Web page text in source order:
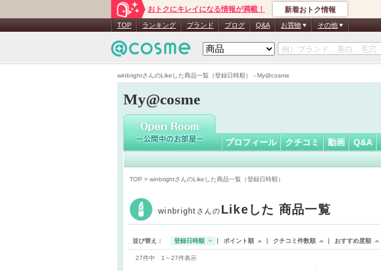
winbrightさんのLikeした商品一覧（登録日時順） - My@cosme
おトクにキレイになる情報が満載！ 新着おトク情報
TOP ランキング ブランド ブログ Q&A お買物 その他
My@cosme
winbrightさん
認
証
プロフィール クチコミ 動画 Q&A
TOP > winbrightさんのLikeした商品一覧（登録日時順）
winbright さんの Likeした 商品一覧
並び替え： 登録日時順 ポイント順 クチコミ件数順 おすすめ度順
27件中 1～27件表示